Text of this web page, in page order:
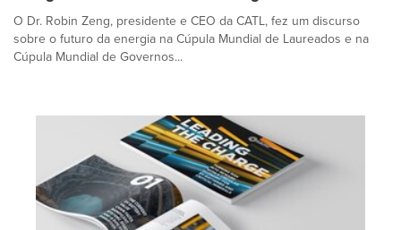
O Dr. Robin Zeng, presidente e CEO da CATL, fez um discurso
sobre o futuro da energia na Cúpula Mundial de Laureados e na
Cúpula Mundial de Governos...